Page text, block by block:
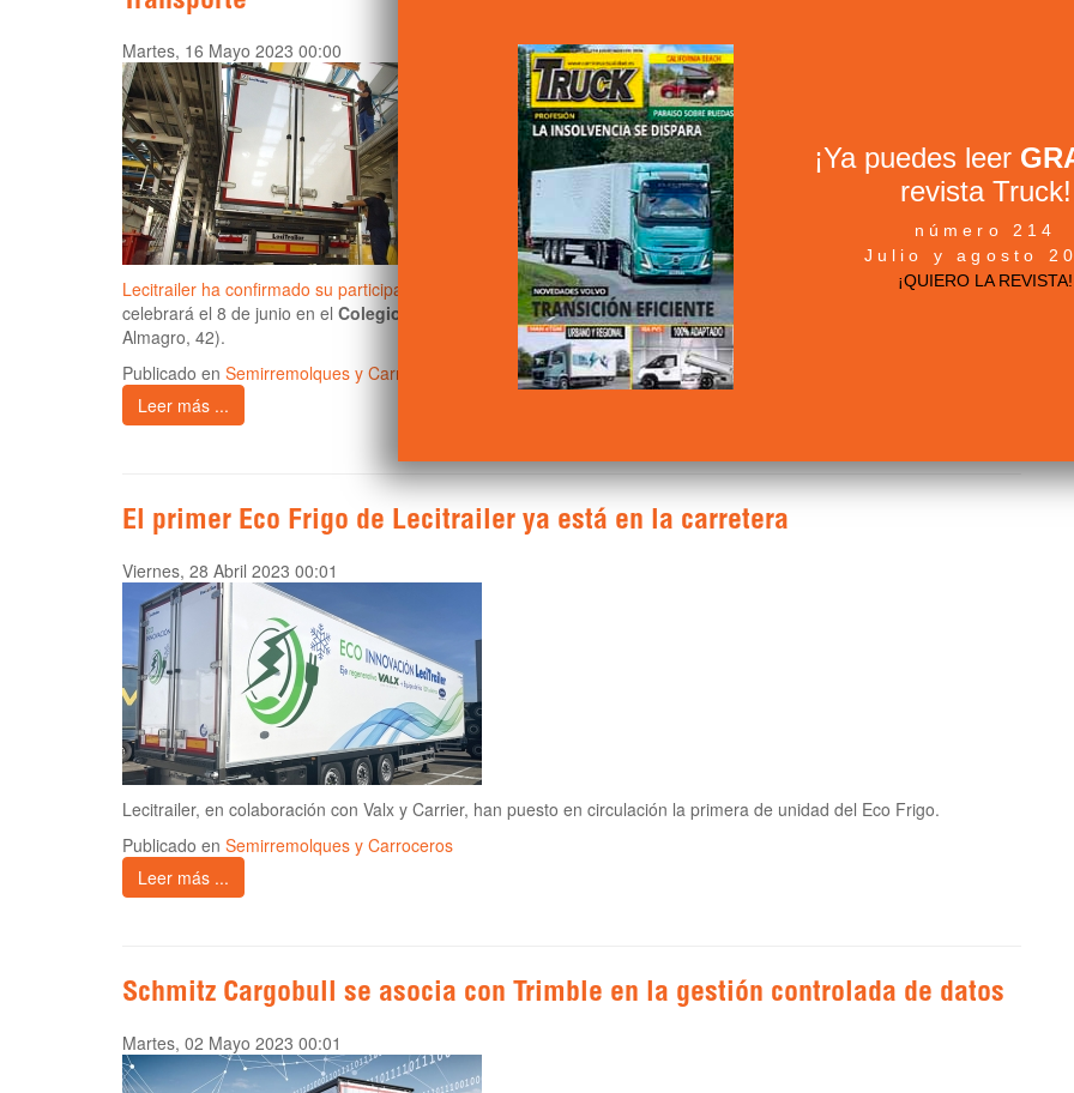
Martes, 16 Mayo 2023 00:00
Lecitrailer ha confirmado su participación 1er Congreso Nacional de la Mujer en el Transporte, que se
celebrará el 8 de junio en el Colegio Oficial de Ingenieros de Caminos, Canales y Puertos de Madrid
Almagro, 42).
Publicado en Semirremolques y Carroceros
Leer más ...
El primer Eco Frigo de Lecitrailer ya está en la carretera
Viernes, 28 Abril 2023 00:01
Lecitrailer, en colaboración con Valx y Carrier, han puesto en circulación la primera de unidad del Eco Frigo.
Publicado en Semirremolques y Carroceros
Leer más ...
Schmitz Cargobull se asocia con Trimble en la gestión controlada de datos
Martes, 02 Mayo 2023 00:01
¡Ya puedes leer
revista Truck!
número 214
Julio y agosto
¡QUIERO LA REVISTA!